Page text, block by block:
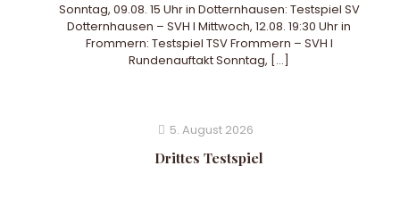
Sonntag, 09.08. 15 Uhr in Dotternhausen: Testspiel SV
Dotternhausen – SVH I Mittwoch, 12.08. 19:30 Uhr in
Frommern: Testspiel TSV Frommern – SVH I
Rundenauftakt Sonntag, […]
5. August 2026
Drittes Testspiel